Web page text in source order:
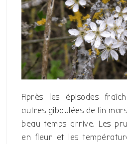
Après les épisodes
autres giboulées de fin
beau temps arrive. Les
en fleur et les